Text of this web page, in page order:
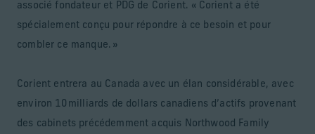
associé fondateur et PDG de Corient. « Corient a été
spécialement conçu pour répondre à ce besoin et pour
combler ce manque. »
Corient entrera au Canada avec un élan considérable, avec
environ 10 milliards de dollars canadiens d’actifs provenant
des cabinets précédemment acquis Northwood Family